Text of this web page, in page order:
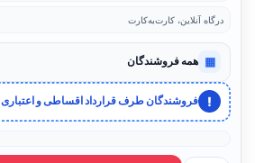
درگاه آنلاین، کارت‌به‌کارت
▦ همه فروشندگان
! فروشندگان طرف قرارداد اقساطی و اعتباری